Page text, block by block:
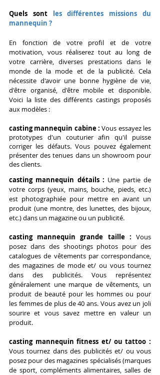
Quels sont les différentes missions du
mannequin ?
En fonction de votre profil et de votre
motivation, vous réaliserez tout au long de
votre carrière, diverses prestations dans le
monde de la mode et de la publicité. Cela
nécessite d'avoir une bonne hygiène de vie,
d'être organisé, d'être mobile et disponible.
Voici la liste des différents castings proposés
aux modèles :
casting mannequin cabine : Vous essayez les
prototypes d'un couturier afin qu'il puisse
corriger les défauts. Vous pouvez également
présenter des tenues dans un showroom pour
des clients.
casting mannequin détails : Une partie de
votre corps (yeux, mains, bouche, pieds, etc.)
est photographiée pour mettre en avant un
produit (une montre, des lunettes, des bijoux,
etc.) dans un magazine ou un publicité.
casting mannequin grande taille : Vous
posez dans des shootings photos pour des
catalogues de vêtements par correspondance,
des magazines de mode et/ ou vous tournez
dans des publicités. Vous représentez
généralement une marque de vêtements, un
produit de beauté pour les hommes ou pour
les femmes de plus de 40 ans. Vous avez un joli
sourire et vous savez mettre en valeur un
produit.
Vous tournez dans des publicités et/ ou vous
posez pour des magazines spécialisés (marques
de sport, compléments alimentaires, salles de